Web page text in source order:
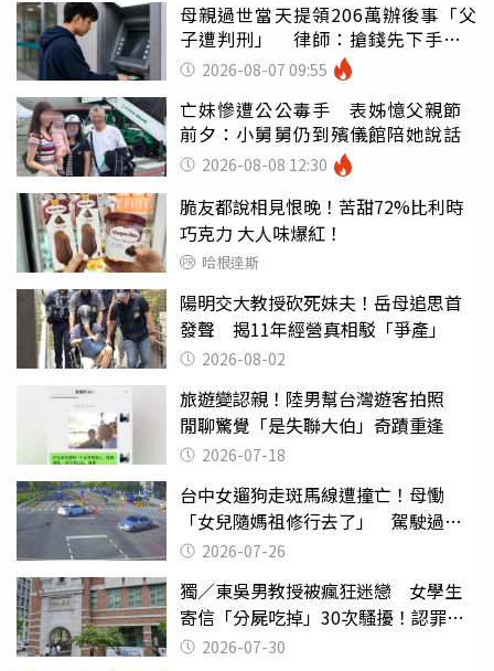
母親過世當天提領206萬辦後事「父
子遭判刑」 律師：搶錢先下手是
罪 2026-08-07 09:55
亡妹慘遭公公毒手 表姊憶父親節
前夕：小舅舅仍到殯儀館陪她說話
2026-08-08 12:30
脆友都說相見恨晚！苦甜72%比利時
巧克力 大人味爆紅！
哈根達斯
陽明交大教授砍死妹夫！岳母追思首
發聲 揭11年經營真相駁「爭產」
2026-08-02
旅遊變認親！陸男幫台灣遊客拍照
閒聊驚覺「是失聯大伯」奇蹟重逢
2026-07-18
台中女遛狗走斑馬線遭撞亡！母慟
「女兒隨媽祖修行去了」 駕駛過失
致死判9月
2026-07-26
獨／東吳男教授被瘋狂迷戀 女學生
寄信「分屍吃掉」30次騷擾！認罪免
關 2026-07-30